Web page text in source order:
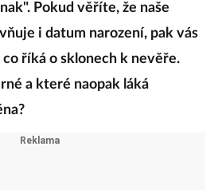
Pokud věříte, že naše
i datum narození, pak vás
říká o sklonech k nevěře.
a které naopak láká